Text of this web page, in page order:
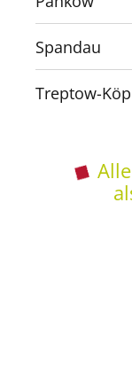
Spandau
Treptow-
als